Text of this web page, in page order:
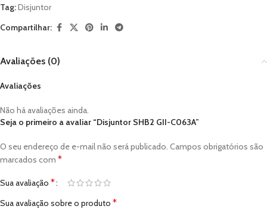
Tag:Disjuntor
Compartilhar:
Avaliações (0)
Avaliações
Não há avaliações ainda.
Seja o primeiro a avaliar “Disjuntor SHB2 GII-C063A”
O seu endereço de e-mail não será publicado. Campos obrigatórios são
marcados com *
Sua avaliação *
Sua avaliação sobre o produto *